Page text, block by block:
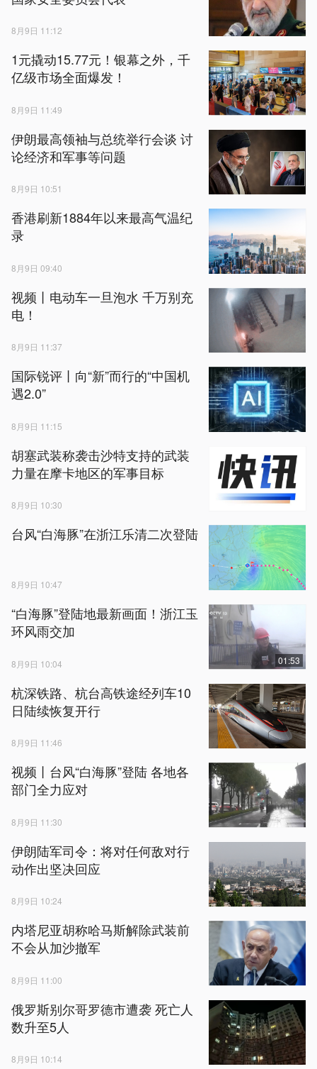
8月9日 11:12
1元撬动15.77元！银幕之外，千
亿级市场全面爆发！
8月9日 11:49
伊朗最高领袖与总统举行会谈 讨
论经济和军事等问题
8月9日 10:51
香港刷新1884年以来最高气温纪
录
8月9日 09:40
视频丨电动车一旦泡水 千万别充
电！
8月9日 11:37
国际锐评丨向“新”而行的“中国机
遇2.0”
8月9日 11:15
胡塞武装称袭击沙特支持的武装
力量在摩卡地区的军事目标
8月9日 10:30
台风“白海豚”在浙江乐清二次登陆
8月9日 10:47
“白海豚”登陆地最新画面！浙江玉
环风雨交加
8月9日 10:04 01:53
杭深铁路、杭台高铁途经列车10
日陆续恢复开行
8月9日 11:46
视频丨台风“白海豚”登陆 各地各
部门全力应对
8月9日 11:30
伊朗陆军司令：将对任何敌对行
动作出坚决回应
8月9日 10:24
内塔尼亚胡称哈马斯解除武装前
不会从加沙撤军
8月9日 11:00
俄罗斯别尔哥罗德市遭袭 死亡人
数升至5人
8月9日 10:14